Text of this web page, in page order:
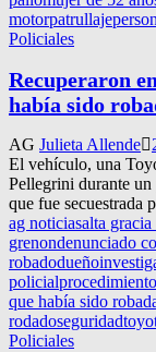
motorpatrullaje
Policiales
Recuperaron
había sido
AG Julieta Allende
El vehículo, una
Pellegrini durante
que fue secuestrada
ag noticiasalta
grenondenunciado
robadodueño
policialprocedimiento
que había sido
rodadoseguridad
Policiales